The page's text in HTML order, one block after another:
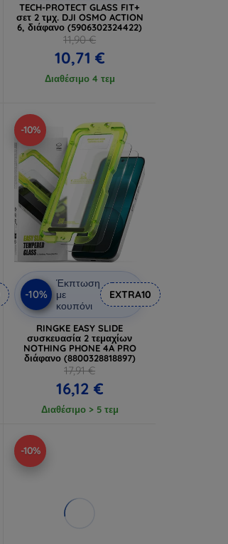
TECH-PROTECT GLASS FIT+
σετ 2 τμχ. DJI OSMO ACTION
6, διάφανο (5906302324422)
11,90 €
10,71 €
Διαθέσιμο 4 τεμ
-10%
-10%
Έκπτωση
με
κουπόνι
EXTRA10
RINGKE EASY SLIDE
συσκευασία 2 τεμαχίων
NOTHING PHONE 4A PRO
διάφανο (8800328818897)
17,91 €
16,12 €
Διαθέσιμο > 5 τεμ
-10%